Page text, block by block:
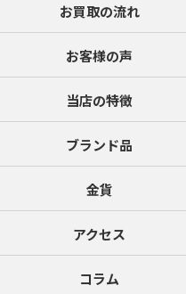
お買取の流れ
お客様の声
当店の特徴
ブランド品
金貨
アクセス
コラム